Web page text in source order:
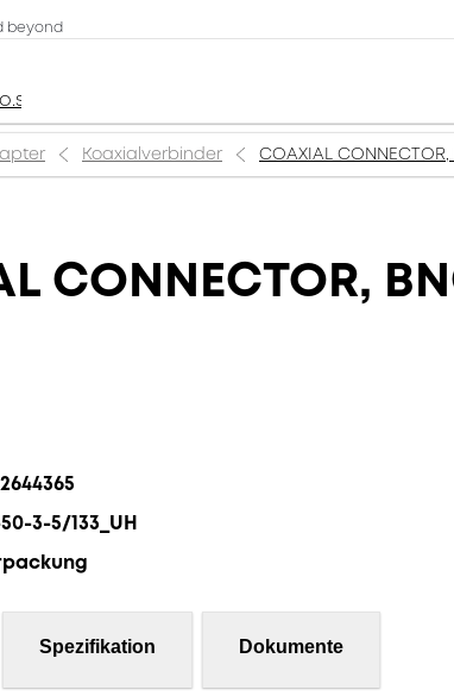
beyond
Koaxialverbinder COAXIAL
CONNECTOR,
3-5/133_UH
Spezifikation Dokumente